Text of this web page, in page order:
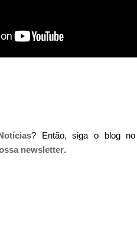
? Então, siga o blog no
newsletter.